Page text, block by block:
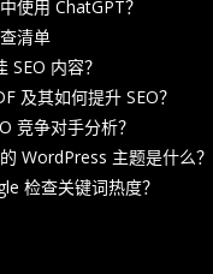
使用 ChatGPT？
清单
SEO 内容？
及其如何提升 SEO？
竞争对手分析？
WordPress 主题是什么？
检查关键词热度？